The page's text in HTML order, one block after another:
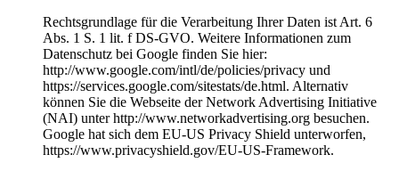
Rechtsgrundlage für die Verarbeitung Ihrer Daten ist Art. 6
Abs. 1 S. 1 lit. f DS-GVO. Weitere Informationen zum
Datenschutz bei Google finden Sie hier:
http://www.google.com/intl/de/policies/privacy und
https://services.google.com/sitestats/de.html. Alternativ
können Sie die Webseite der Network Advertising Initiative
(NAI) unter http://www.networkadvertising.org besuchen.
Google hat sich dem EU-US Privacy Shield unterworfen,
https://www.privacyshield.gov/EU-US-Framework.